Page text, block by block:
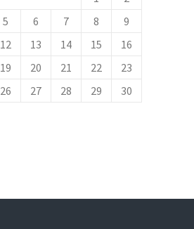
5 6 7 8
9
12 13 14 15
16
19 20 21 22
23
26 27 28 29
30